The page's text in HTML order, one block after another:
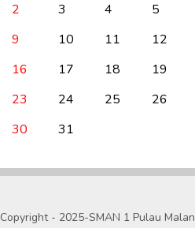
2
3 4 5
9
10 11 12
16
17 18 19
23
24 25 26
30
31
Copyright - 2025-SMAN 1 Pulau Malan